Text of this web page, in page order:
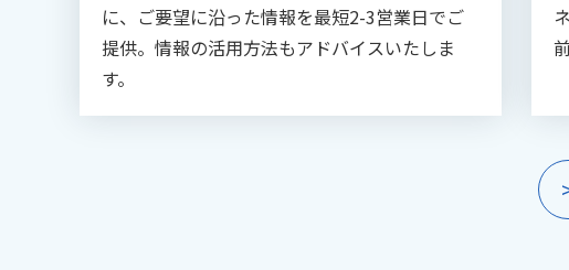
に、ご要望に沿った情報を最短2-3営業日でご
提供。情報の活用方法もアドバイスいたしま
す。